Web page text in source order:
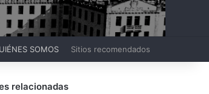
SOMOS Sitios recomendados
relacionadas